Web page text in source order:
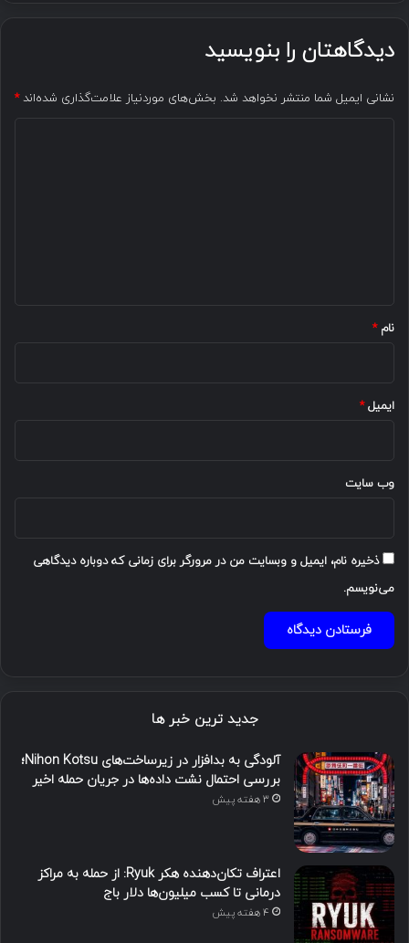
دیدگاهتان را بنویسید
نشانی ایمیل شما منتشر نخواهد شد. بخش‌های موردنیاز علامت‌گذاری شده‌اند*
نام*
ایمیل*
وب‌ سایت
ذخیره نام، ایمیل و وبسایت من در مرورگر برای زمانی که دوباره دیدگاهی
می‌نویسم.
جدید ترین خبر ها
آلودگی به بدافزار در زیرساخت‌های Nihon Kotsu؛
بررسی احتمال نشت داده‌ها در جریان حمله اخیر
3 هفته پیش
اعتراف تکان‌دهنده هکر Ryuk: از حمله به مراکز
درمانی تا کسب میلیون‌ها دلار باج
4 هفته پیش